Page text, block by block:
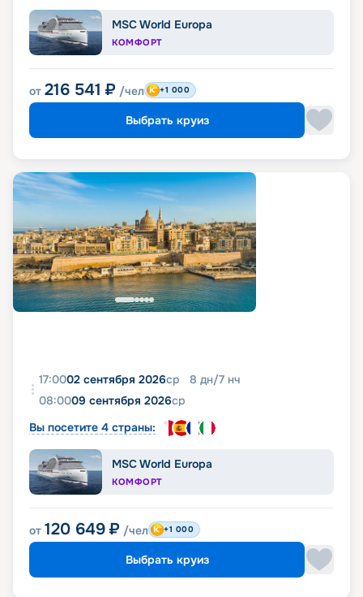
MSC World Europa
КОМФОРТ
от 216 541 ₽ /чел +1 000
Выбрать круиз
17:0002 сентября 2026ср 8 дн/7 нч
08:0009 сентября 2026ср
Вы посетите 4 страны:
MSC World Europa
КОМФОРТ
от 120 649 ₽ /чел +1 000
Выбрать круиз